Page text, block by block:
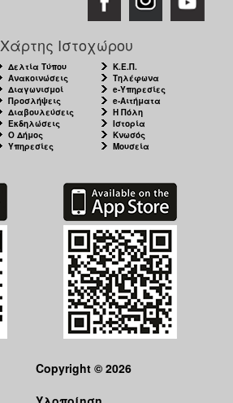
Χάρτης Ιστοχώρου
Δελτία Τύπου
Ανακοινώσεις
Διαγωνισμοί
Προσλήψεις
Διαβουλεύσεις
Εκδηλώσεις
Ο Δήμος
Υπηρεσίες
Κ.Ε.Π.
Τηλέφωνα
e-Υπηρεσίες
e-Αιτήματα
Η Πόλη
Ιστορία
Κνωσός
Μουσεία
Copyright © 2026